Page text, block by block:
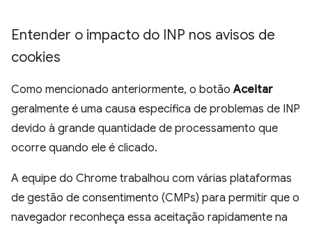
Entender o impacto do INP nos avisos de
cookies
Como mencionado anteriormente, o botãoAceitar
geralmente é uma causa específica de problemas de INP
devido à grande quantidade de processamento que
ocorre quando ele é clicado.
A equipe do Chrome trabalhou com várias plataformas
de gestão de consentimento (CMPs) para permitir que o
navegador reconheça essa aceitação rapidamente na